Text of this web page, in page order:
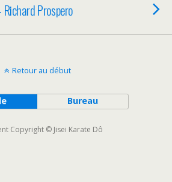
Prospero
Retour au début
Bureau
Copyright © Jisei Karate Dô